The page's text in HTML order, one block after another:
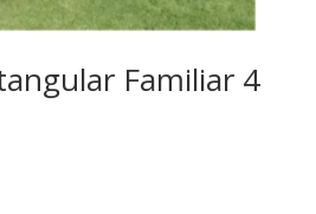
Familiar 4